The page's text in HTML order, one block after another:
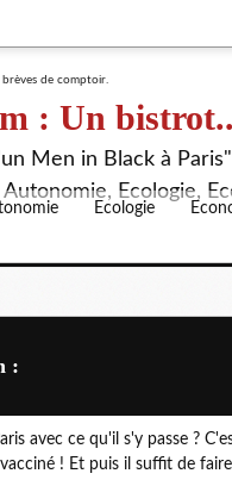
: Un
Men in Black à
Ecologie,
Ecologie
:
avec ce qu'il s'y passe ?
! Et puis il suffit de